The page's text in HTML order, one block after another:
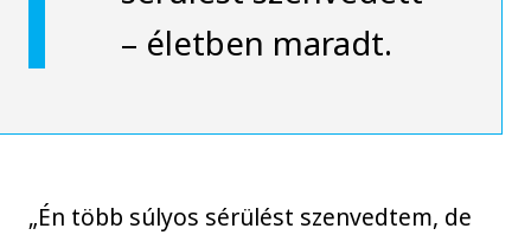
– életben maradt.
„Én több súlyos sérülést szenvedtem, de